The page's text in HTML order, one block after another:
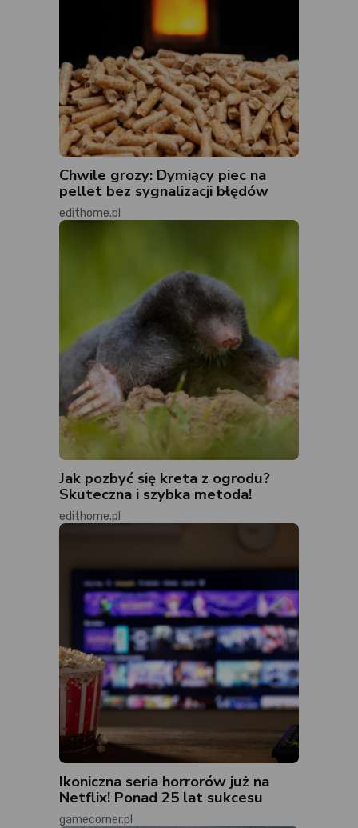
Chwile grozy: Dymiący piec na
pellet bez sygnalizacji błędów
edithome.pl
Jak pozbyć się kreta z ogrodu?
Skuteczna i szybka metoda!
edithome.pl
Ikoniczna seria horrorów już na
Netflix! Ponad 25 lat sukcesu
gamecorner.pl